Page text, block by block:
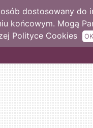
dostosowany
końcowym. Mogą
Polityce Cookies
OK